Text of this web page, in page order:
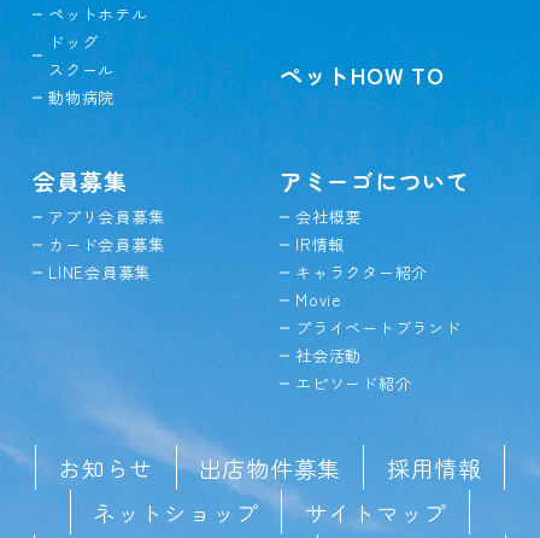
ペットホテル
ドッグ
スクール
動物病院
ペットHOW TO
会員募集
アプリ会員募集
カード会員募集
LINE会員募集
アミーゴについて
会社概要
IR情報
キャラクター紹介
Movie
プライベートブランド
社会活動
エピソード紹介
お知らせ 出店物件募集
採用情報
ネットショップ
サイトマップ